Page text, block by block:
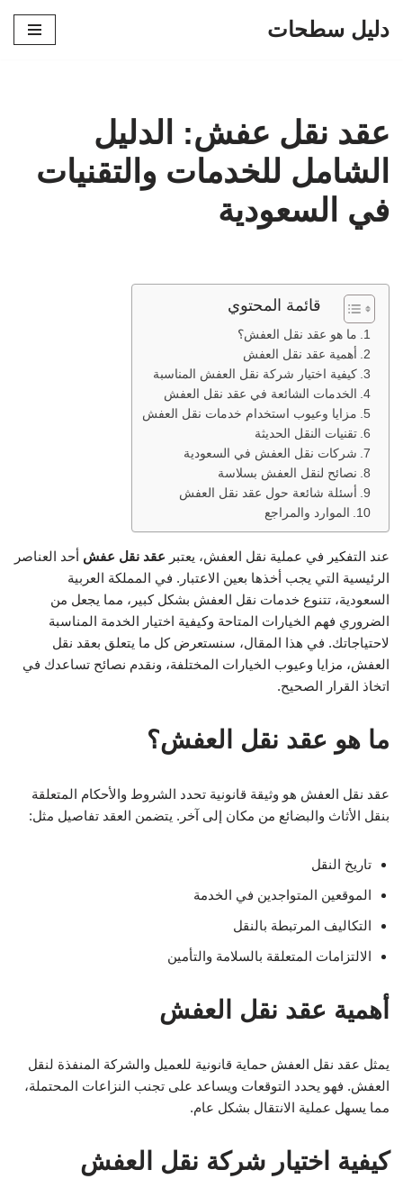
دليل سطحات
عقد نقل عفش: الدليل
الشامل للخدمات والتقنيات
في السعودية
قائمة المحتوي
ما هو عقد نقل العفش؟
أهمية عقد نقل العفش
كيفية اختيار شركة نقل العفش المناسبة
الخدمات الشائعة في عقد نقل العفش
مزايا وعيوب استخدام خدمات نقل العفش
تقنيات النقل الحديثة
شركات نقل العفش في السعودية
نصائح لنقل العفش بسلاسة
أسئلة شائعة حول عقد نقل العفش
الموارد والمراجع
عند التفكير في عملية نقل العفش، يعتبر عقد نقل عفش أحد العناصر
الرئيسية التي يجب أخذها بعين الاعتبار. في المملكة العربية
السعودية، تتنوع خدمات نقل العفش بشكل كبير، مما يجعل من
الضروري فهم الخيارات المتاحة وكيفية اختيار الخدمة المناسبة
لاحتياجاتك. في هذا المقال، سنستعرض كل ما يتعلق بعقد نقل
العفش، مزايا وعيوب الخيارات المختلفة، ونقدم نصائح تساعدك في
اتخاذ القرار الصحيح.
ما هو عقد نقل العفش؟
عقد نقل العفش هو وثيقة قانونية تحدد الشروط والأحكام المتعلقة
بنقل الأثاث والبضائع من مكان إلى آخر. يتضمن العقد تفاصيل مثل:
تاريخ النقل
الموقعين المتواجدين في الخدمة
التكاليف المرتبطة بالنقل
الالتزامات المتعلقة بالسلامة والتأمين
أهمية عقد نقل العفش
يمثل عقد نقل العفش حماية قانونية للعميل والشركة المنفذة لنقل
العفش. فهو يحدد التوقعات ويساعد على تجنب النزاعات المحتملة،
مما يسهل عملية الانتقال بشكل عام.
كيفية اختيار شركة نقل العفش